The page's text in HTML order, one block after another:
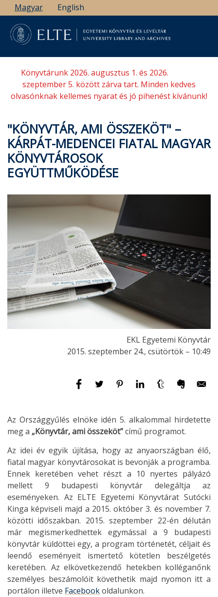
Ugrás
a
tartalomra
Magyar English
Könyvtárunk 2026. augusztus 1. és 2026.
szeptember 5. között zárva tart. Minden kedves
olvasónknak kellemes nyarat és jó pihenést kívánunk!
"KÖNYVTÁR, AMI ÖSSZEKÖT" –
KÁRPÁT-MEDENCEI FIATAL MAGYAR
KÖNYVTÁROSOK
EGYÜTTMŰKÖDÉSE
EKL Egyetemi Könyvtár
2015. szeptember 24., csütörtök – 10:49
Az Országgyűlés elnöke idén 5. alkalommal hirdetette
meg a „Könyvtár, ami összeköt”című programot.
Az idei év egyik újítása, hogy az anyaországban élő,
fiatal magyar könyvtárosokat is bevonják a programba.
Ennek keretében vehet részt a 10 nyertes pályázó
mellett 9 budapesti könyvtár delegáltja az
eseményeken. Az ELTE Egyetemi Könyvtárat Sutócki
Kinga képviseli majd a 2015. október 3. és november 7.
közötti időszakban. 2015. szeptember 22-én délután
már megismerkedhettek egymással a 9 budapesti
könyvtár küldöttei egy, a program történetét, céljait és
leendő eseményeit ismertető kötetlen beszélgetés
keretében. Az elkövetkezendő hetekben kolléganőnk
személyes beszámolóit követhetik majd nyomon itt a
portálon illetve Facebookoldalunkon.